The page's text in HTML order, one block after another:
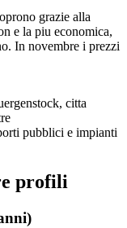
grazie alla
e la piu economica,
In novembre i prezzi
citta
pubblici e impianti
profili